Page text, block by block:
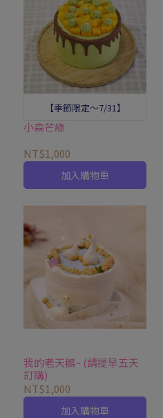
【季節限定～7/31】
小森芒綠
NT$1,000
加入購物車
我的老天鵝~ (請提早五天
訂購)
NT$1,000
加入購物車